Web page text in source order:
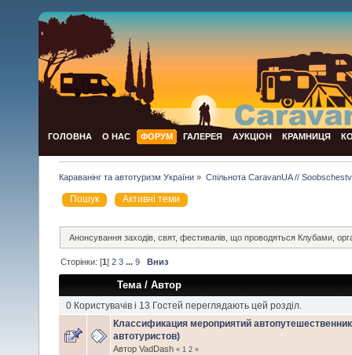
ГОЛОВНА О НАС ФОРУМ ГАЛЕРЕЯ АУКЦІОН КРАМНИЦЯ
Караванінг та автотуризм України » Спільнота CaravanUA //
Пошук Активні теми
Анонсування заходів, свят, фестивалів, що проводяться Клубами,
Сторінки: [1]2 3 ...9 Вниз
Тема/Автор
0 Користувачів і 13 Гостей переглядають цей розділ.
Классификация мероприятий
автотуристов)
Автор VadDash « 1 2 »